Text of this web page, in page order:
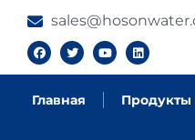
Главная Продукты